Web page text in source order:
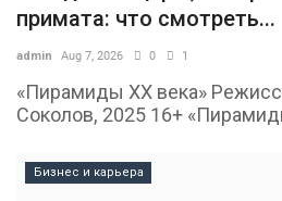
примата: что смотреть...
admin Aug 7, 2026 0 1
«Пирамиды ХХ века»
Соколов, 2025 16+
Бизнес и карьера